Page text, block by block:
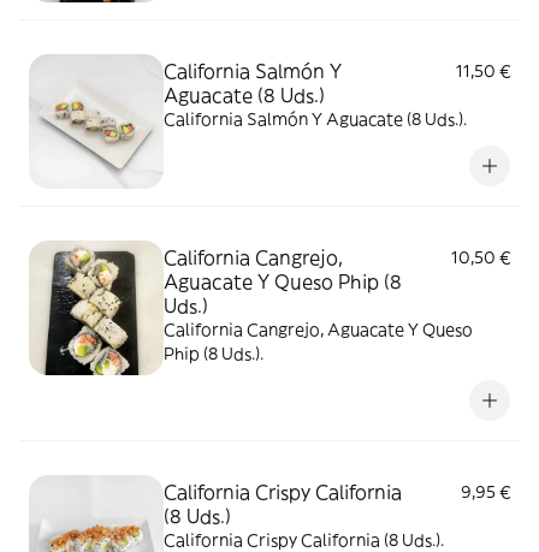
California Salmón Y
Aguacate (8 Uds.)
11,50 €
California Salmón Y Aguacate (8 Uds.).
California Cangrejo,
Aguacate Y Queso Phip (8
Uds.)
10,50 €
California Cangrejo, Aguacate Y Queso
Phip (8 Uds.).
California Crispy California
(8 Uds.)
9,95 €
California Crispy California (8 Uds.).